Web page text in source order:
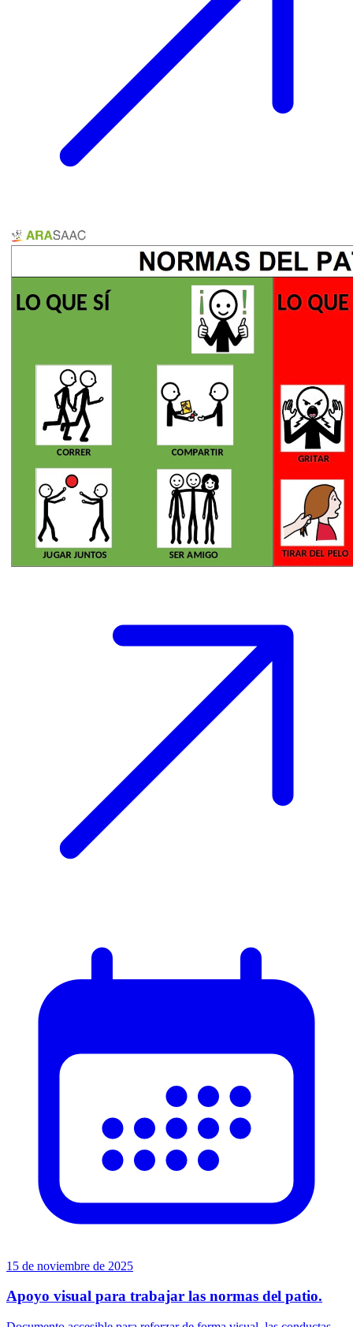
15 de noviembre de 2025
Apoyo visual para trabajar las normas del patio.